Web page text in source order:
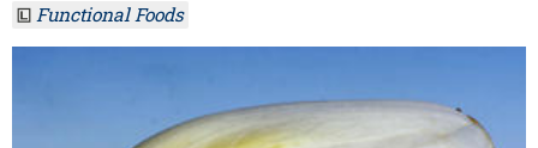
Functional Foods